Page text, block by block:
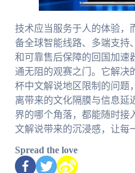
技术应当服务于人的体验，
备全球智能线路、多端支持
和可靠售后保障的回国加速
通无阻的观赛之门。它解决
杯中文解说地区限制的问题
离带来的文化隔膜与信息延
界的哪个角落，都能随时接
文解说带来的沉浸感，让每
Spread the love